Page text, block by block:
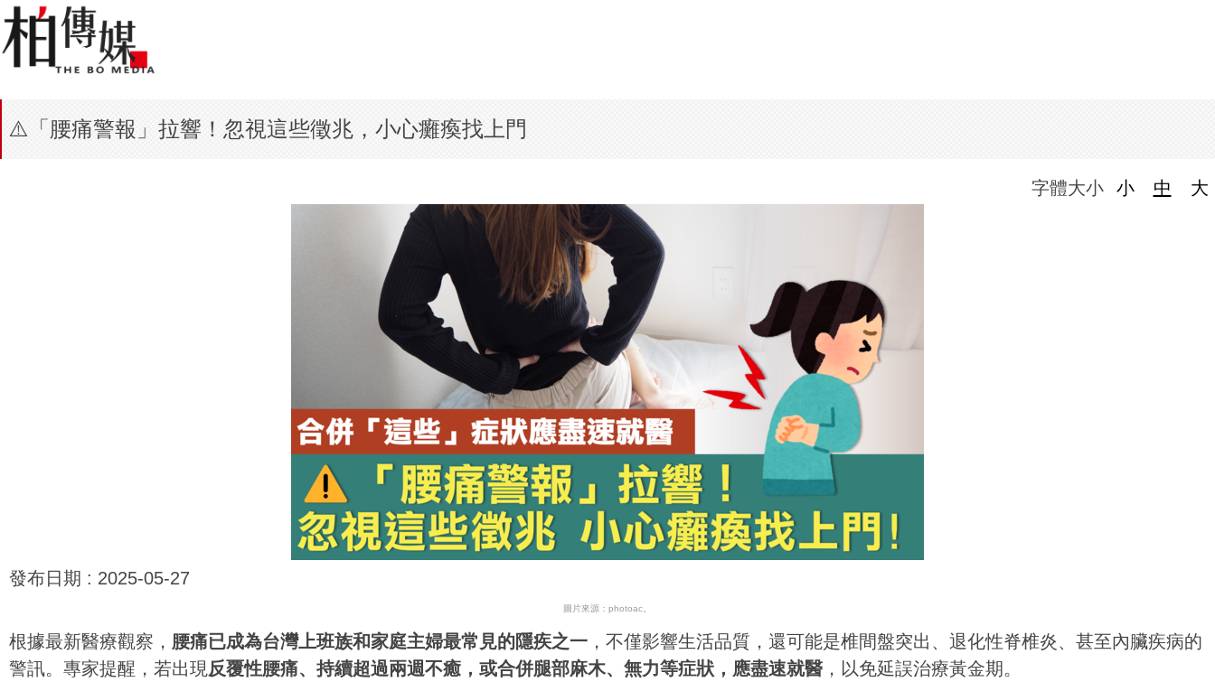
⚠️「腰痛警報」拉響！忽視這些徵兆，小心癱瘓找上門
字體大小 小 中 大
發布日期 : 2025-05-27
圖片來源：photoac。
根據最新醫療觀察， 腰痛已成為台灣上班族和家庭主婦最常見的隱疾之一 ，不僅影響生活品質，還可能是椎間盤突出、退化性脊椎炎、甚至內臟疾病的
警訊。專家提醒，若出現反覆性腰痛、持續超過兩週不癒，或合併腿部麻木、無力等症狀，應盡速就醫 ，以免延誤治療黃金期。